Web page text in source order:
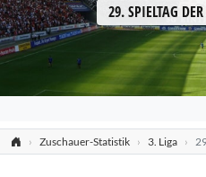
29. SPIELTAG
Zuschauer-Statistik 3. Liga